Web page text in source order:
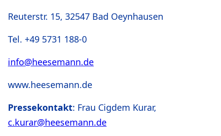
Reuterstr. 15, 32547 Bad Oeynhausen
Tel. +49 5731 188-0
info@heesemann.de
www.heesemann.de
Pressekontakt: Frau Cigdem Kurar,
c.kurar@heesemann.de